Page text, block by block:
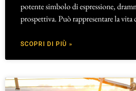
potente simbolo di espressione,
prospettiva. Può rappresentare la
SCOPRI DI PIÙ »